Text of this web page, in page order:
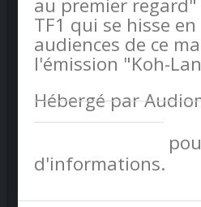
au premier
TF1 qui se hisse
audiences de ce
l'émission "Koh-
Hébergé par
audiomeans.fr/
d'informations.